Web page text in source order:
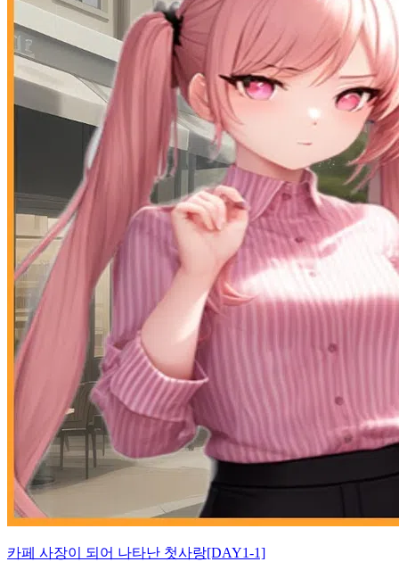
카페 사장이 되어 나타난 첫사랑[DAY1-1]